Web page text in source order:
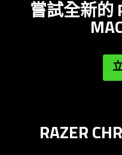
嘗試全新的
RAZER